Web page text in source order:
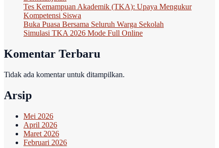
Tes Kemampuan Akademik (TKA): Upaya Mengukur
Kompetensi Siswa
Buka Puasa Bersama Seluruh Warga Sekolah
Simulasi TKA 2026 Mode Full Online
Komentar Terbaru
Tidak ada komentar untuk ditampilkan.
Arsip
Mei 2026
April 2026
Maret 2026
Februari 2026